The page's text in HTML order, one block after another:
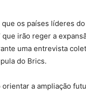
os países líderes
irão reger a
uma entrevista
do Brics.
a ampliação